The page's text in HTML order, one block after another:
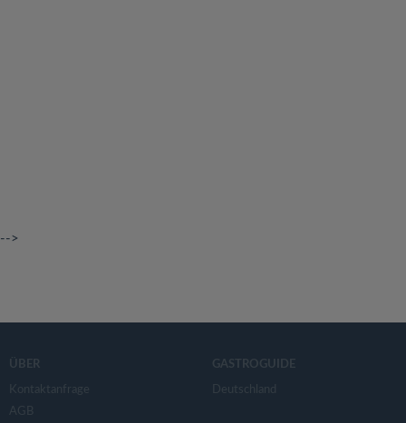
-->
ÜBER
Kontaktanfrage
AGB
GASTROGUIDE
Deutschland